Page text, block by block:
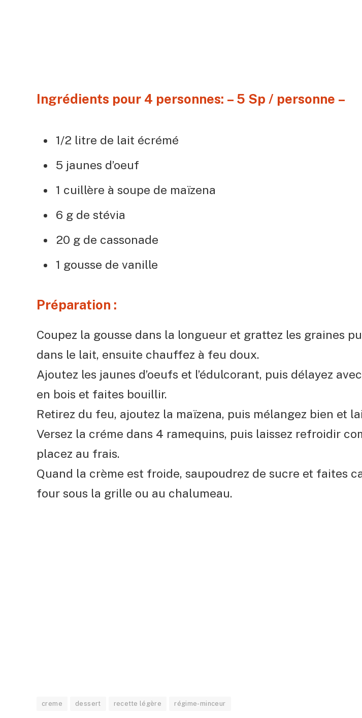
Ingrédients pour 4 personnes: – 5 Sp / personne –
1/2 litre de lait écrémé
5 jaunes d’oeuf
1 cuillère à soupe de maïzena
6 g de stévia
20 g de cassonade
1 gousse de vanille
Préparation :
Coupez la gousse dans la longueur et grattez les graines
dans le lait, ensuite chauffez à feu doux.
Ajoutez les jaunes d’oeufs et l’édulcorant, puis délayez
en bois et faites bouillir.
Retirez du feu, ajoutez la maïzena, puis mélangez bien et
Versez la créme dans 4 ramequins, puis laissez refroidir
placez au frais.
Quand la crème est froide, saupoudrez de sucre et faites
four sous la grille ou au chalumeau.
creme dessert recette légère régime-minceur